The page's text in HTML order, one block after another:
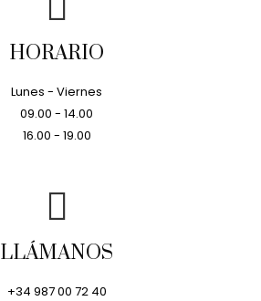
HORARIO
Lunes - Viernes
09.00 - 14.00
16.00 - 19.00
LLÁMANOS
+34 987 00 72 40